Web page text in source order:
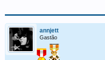
annjett
Gastão